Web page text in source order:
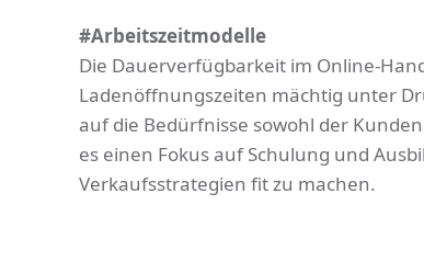
#Arbeitszeitmodelle
Die Dauerverfügbarkeit im Online-
Ladenöffnungszeiten mächtig unter
auf die Bedürfnisse sowohl der
es einen Fokus auf Schulung und
Verkaufsstrategien fit zu machen.